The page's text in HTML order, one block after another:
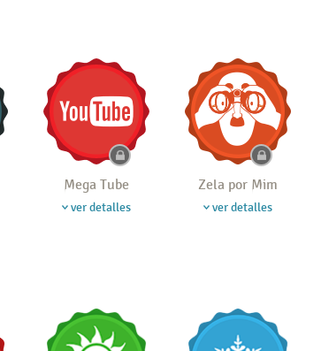
Mega Tube
ver detalles
Zela por Mim
ver detalles